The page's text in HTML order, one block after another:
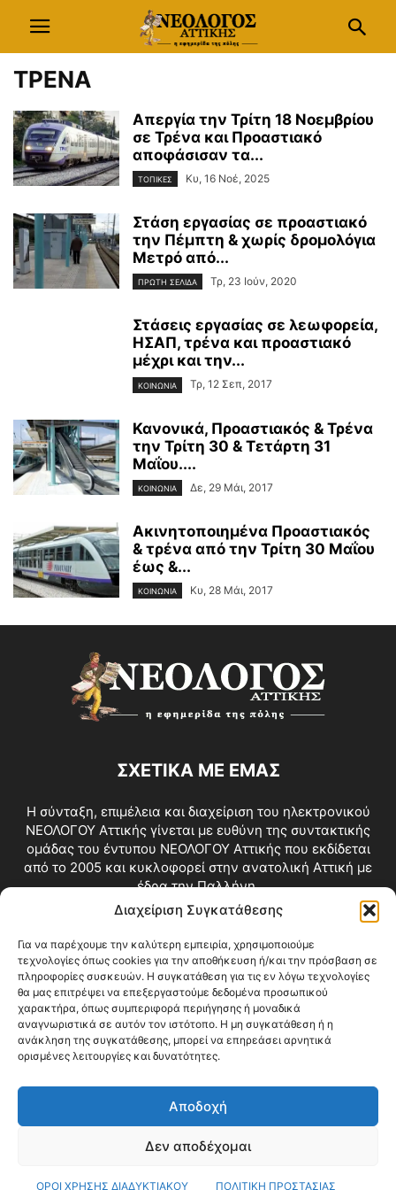
Διαχείριση Συγκατάθεσης
Για να παρέχουμε την καλύτερη εμπειρία, χρησιμοποιούμε
τεχνολογίες όπως cookies για την αποθήκευση ή/και την πρόσβαση σε
πληροφορίες συσκευών. Η συγκατάθεση για τις εν λόγω τεχνολογίες
θα μας επιτρέψει να επεξεργαστούμε δεδομένα προσωπικού
χαρακτήρα, όπως συμπεριφορά περιήγησης ή μοναδικά
αναγνωριστικά σε αυτόν τον ιστότοπο. Η μη συγκατάθεση ή η
ανάκληση της συγκατάθεσης, μπορεί να επηρεάσει αρνητικά
ορισμένες λειτουργίες και δυνατότητες.
Αποδοχή
Δεν αποδέχομαι
ΟΡΟΙ ΧΡΗΣΗΣ ΔΙΑΔΥΚΤΙΑΚΟΥ ΠΟΛΙΤΙΚΗ ΠΡΟΣΤΑΣΙΑΣ
ΤΡΕΝΑ
Απεργία την Τρίτη 18 Νοεμβρίου
σε Τρένα και Προαστιακό
αποφάσισαν τα...
ΤΟΠΙΚΕΣ Κυ, 16 Νοέ, 2025
Στάση εργασίας σε προαστιακό
την Πέμπτη & χωρίς δρομολόγια
Μετρό από...
ΠΡΩΤΗ ΣΕΛΙΔΑ Τρ, 23 Ιούν, 2020
Στάσεις εργασίας σε λεωφορεία,
ΗΣΑΠ, τρένα και προαστιακό
μέχρι και την...
ΚΟΙΝΩΝΙΑ Τρ, 12 Σεπ, 2017
Κανονικά, Προαστιακός & Τρένα
την Τρίτη 30 & Τετάρτη 31
Μαΐου....
ΚΟΙΝΩΝΙΑ Δε, 29 Μάι, 2017
Ακινητοποιημένα Προαστιακός
& τρένα από την Τρίτη 30 Μαΐου
έως &...
ΚΟΙΝΩΝΙΑ Κυ, 28 Μάι, 2017
ΣΧΕΤΙΚΑ ΜΕ ΕΜΑΣ
Η σύνταξη, επιμέλεια και διαχείριση του ηλεκτρονικού
ΝΕΟΛΟΓΟΥ Αττικής γίνεται με ευθύνη της συντακτικής
ομάδας του έντυπου ΝΕΟΛΟΓΟΥ Αττικής που εκδίδεται
από το 2005 και κυκλοφορεί στην ανατολική Αττική με
έδρα την Παλλήνη.
Επικοινωνία:info@neologosattikis.gr
ΑΚΟΛΟΥΘΗΣΕ ΜΑΣ
Videos Όροι Χρήσης